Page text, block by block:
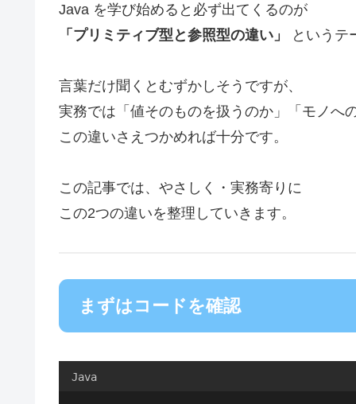
Java を学び始めると必ず出てくるのが
「プリミティブ型と参照型の違い」
というテ
言葉だけ聞くとむずかしそうですが、
実務では「値そのものを扱うのか」「モノへ
この違いさえつかめれば十分です。
この記事では、やさしく・実務寄りに
この2つの違いを整理していきます。
まずはコードを確認
Java